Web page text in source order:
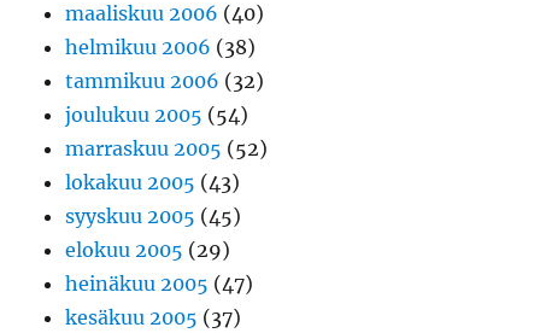
maaliskuu 2006 (40)
helmikuu 2006 (38)
tammikuu 2006 (32)
joulukuu 2005 (54)
marraskuu 2005 (52)
lokakuu 2005 (43)
syyskuu 2005 (45)
elokuu 2005 (29)
heinäkuu 2005 (47)
kesäkuu 2005 (37)